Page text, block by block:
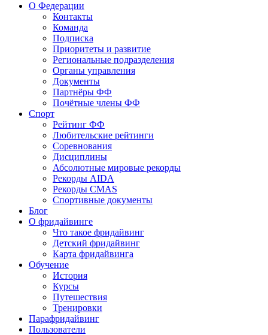
О Федерации
Контакты
Команда
Подписка
Приоритеты и развитие
Региональные подразделения
Органы управления
Документы
Партнёры ФФ
Почётные члены ФФ
Спорт
Рейтинг ФФ
Любительские рейтинги
Соревнования
Дисциплины
Абсолютные мировые рекорды
Рекорды AIDA
Рекорды CMAS
Спортивные документы
Блог
О фридайвинге
Что такое фридайвинг
Детский фридайвинг
Карта фридайвинга
Обучение
История
Курсы
Путешествия
Тренировки
Парафридайвинг
Пользователи